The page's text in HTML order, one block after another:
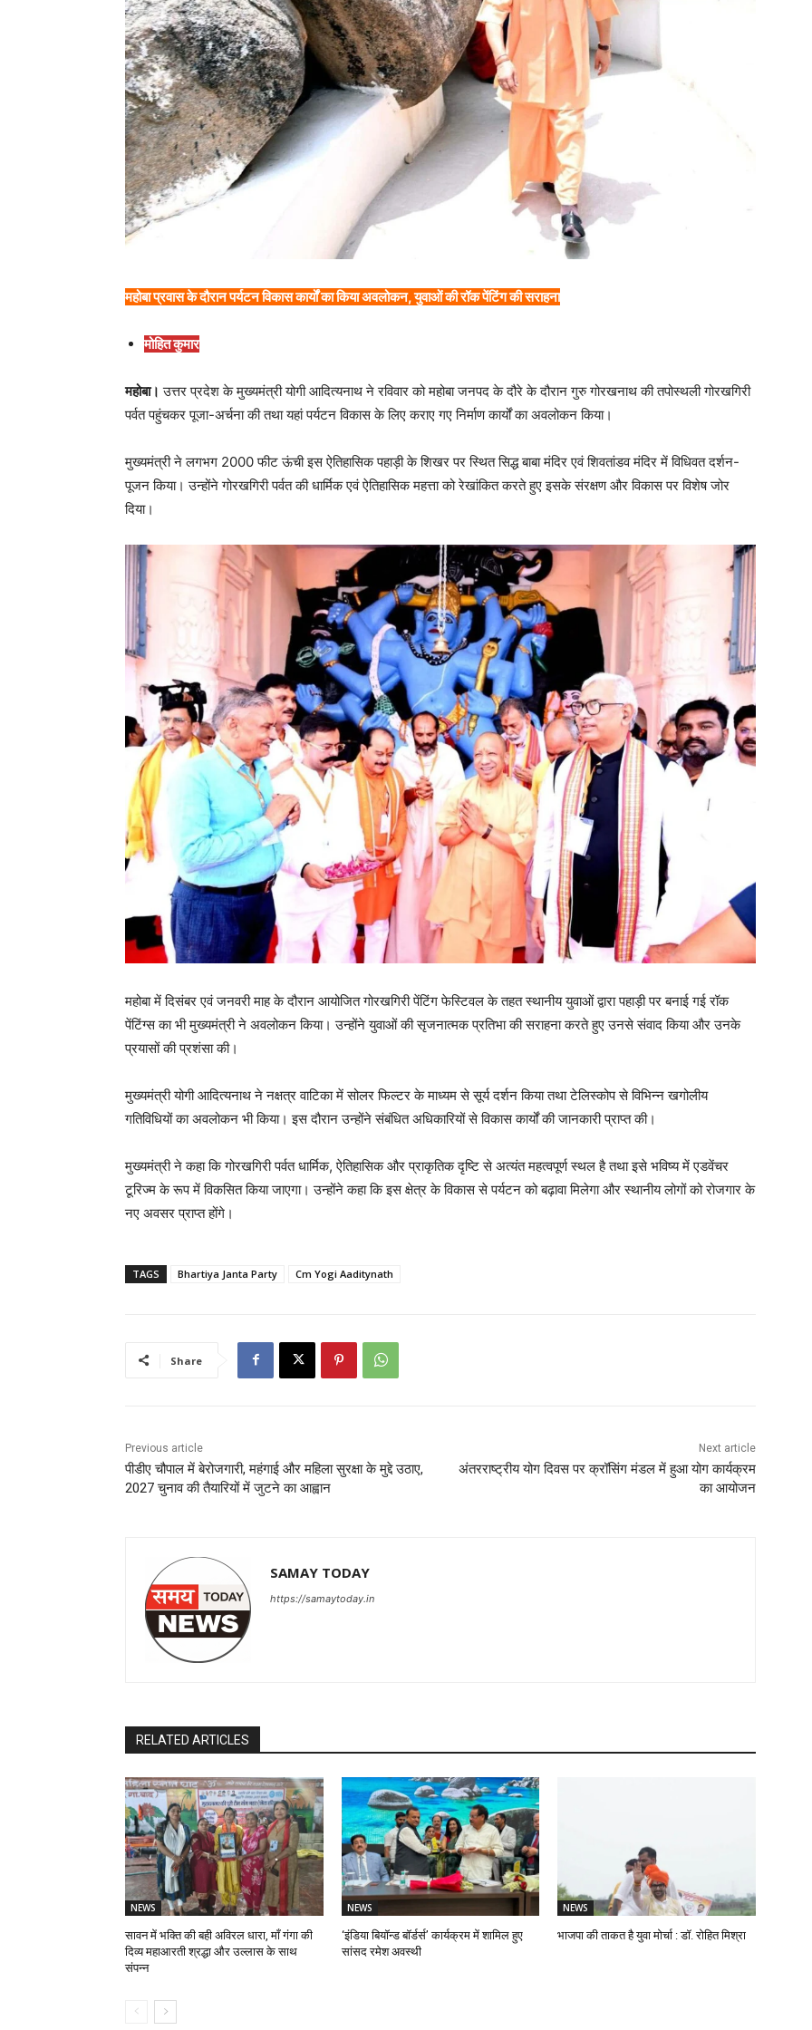
महोबा प्रवास के दौरान पर्यटन विकास कार्यों का किया अवलोकन, युवाओं की रॉक पेंटिंग की सराहना
मोहित कुमार
महोबा। उत्तर प्रदेश के मुख्यमंत्री योगी आदित्यनाथ ने रविवार को महोबा जनपद के दौरे के दौरान गुरु गोरखनाथ की तपोस्थली गोरखगिरी
पर्वत पहुंचकर पूजा-अर्चना की तथा यहां पर्यटन विकास के लिए कराए गए निर्माण कार्यों का अवलोकन किया।
मुख्यमंत्री ने लगभग 2000 फीट ऊंची इस ऐतिहासिक पहाड़ी के शिखर पर स्थित सिद्ध बाबा मंदिर एवं शिवतांडव मंदिर में विधिवत दर्शन-
पूजन किया। उन्होंने गोरखगिरी पर्वत की धार्मिक एवं ऐतिहासिक महत्ता को रेखांकित करते हुए इसके संरक्षण और विकास पर विशेष जोर
दिया।
महोबा में दिसंबर एवं जनवरी माह के दौरान आयोजित गोरखगिरी पेंटिंग फेस्टिवल के तहत स्थानीय युवाओं द्वारा पहाड़ी पर बनाई गई रॉक
पेंटिंग्स का भी मुख्यमंत्री ने अवलोकन किया। उन्होंने युवाओं की सृजनात्मक प्रतिभा की सराहना करते हुए उनसे संवाद किया और उनके
प्रयासों की प्रशंसा की।
मुख्यमंत्री योगी आदित्यनाथ ने नक्षत्र वाटिका में सोलर फिल्टर के माध्यम से सूर्य दर्शन किया तथा टेलिस्कोप से विभिन्न खगोलीय
गतिविधियों का अवलोकन भी किया। इस दौरान उन्होंने संबंधित अधिकारियों से विकास कार्यों की जानकारी प्राप्त की।
मुख्यमंत्री ने कहा कि गोरखगिरी पर्वत धार्मिक, ऐतिहासिक और प्राकृतिक दृष्टि से अत्यंत महत्वपूर्ण स्थल है तथा इसे भविष्य में एडवेंचर
टूरिज्म के रूप में विकसित किया जाएगा। उन्होंने कहा कि इस क्षेत्र के विकास से पर्यटन को बढ़ावा मिलेगा और स्थानीय लोगों को रोजगार के
नए अवसर प्राप्त होंगे।
TAGS Bhartiya Janta Party Cm Yogi Aaditynath
Share
Previous article
पीडीए चौपाल में बेरोजगारी, महंगाई और महिला सुरक्षा के मुद्दे उठाए,
2027 चुनाव की तैयारियों में जुटने का आह्वान
Next article
अंतरराष्ट्रीय योग दिवस पर क्रॉसिंग मंडल में हुआ योग कार्यक्रम
का आयोजन
SAMAY TODAY
https://samaytoday.in
RELATED ARTICLES
NEWS
सावन में भक्ति की बही अविरल धारा, माँ गंगा की
दिव्य महाआरती श्रद्धा और उल्लास के साथ
संपन्न
NEWS
‘इंडिया बियॉन्ड बॉर्डर्स’ कार्यक्रम में शामिल हुए
सांसद रमेश अवस्थी
NEWS
भाजपा की ताकत है युवा मोर्चा : डॉ. रोहित मिश्रा